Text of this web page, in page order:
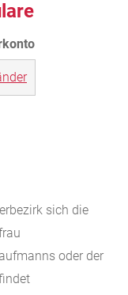
sich die
oder der